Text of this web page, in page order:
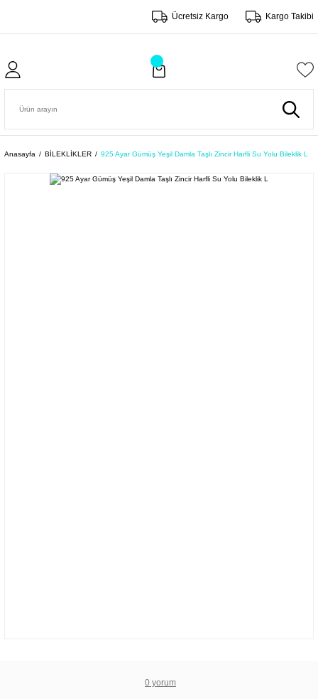
Ücretsiz Kargo Kargo Takibi
Anasayfa BİLEKLİKLER 925 Ayar Gümüş Yeşil Damla Taşlı Zincir Harfli Su Yolu Bileklik L
0 yorum